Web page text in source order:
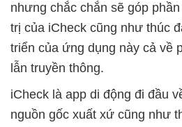
nhưng chắc chắn sẽ góp
trị của iCheck cũng như thúc
triển của ứng dụng này cả về
lẫn truyền thông.
iCheck là app di động đi đầu
nguồn gốc xuất xứ cũng như